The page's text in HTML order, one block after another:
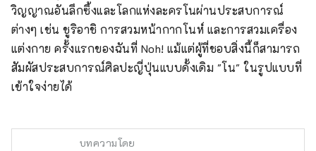
วิญญาณอันลึกซึ้งและโลกแห่งละครโนผ่านประสบการณ์
ต่างๆ เช่น ชูริอาชิ การสวมหน้ากากโนห์ และการสวมเครื่อง
แต่งกาย ครั้งแรกของฉันที่ Noh! แม้แต่ผู้ที่ชอบสิ่งนี้ก็สามารถ
สัมผัสประสบการณ์ศิลปะญี่ปุ่นแบบดั้งเดิม "โน" ในรูปแบบที่
เข้าใจง่ายได้
บทความโดย